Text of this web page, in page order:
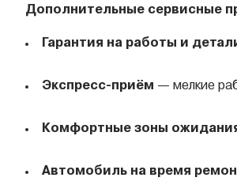
Дополнительные сервисные
Гарантия на работы и
Экспресс-приём — мелкие
Комфортные зоны
Автомобиль на время